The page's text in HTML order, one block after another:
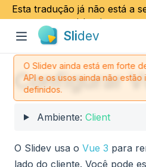
Esta tradução já não está a
visite
Slidev
Configurar
Ambiente: Client
O Slidev usa o Vue 3 para
lado do cliente. Você pode
O Slidev ainda está em forte
API e os usos ainda não estão
definidos.